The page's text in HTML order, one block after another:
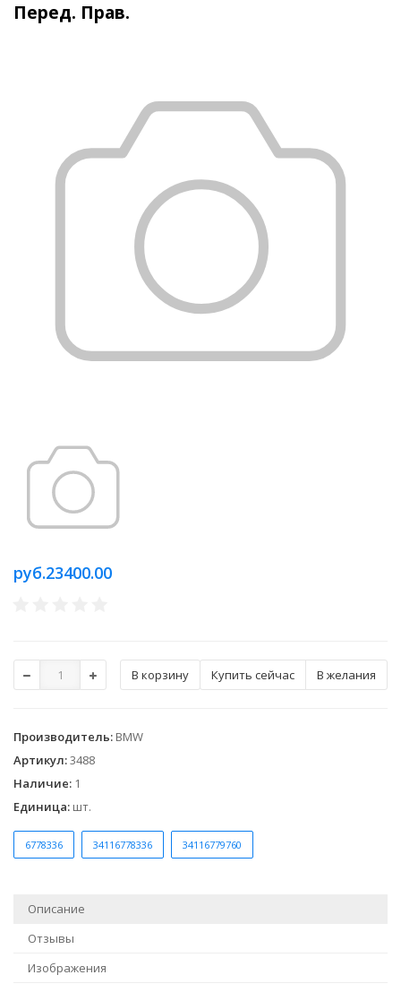
Перед. Прав.
руб.23400.00
Купить сейчас В желания
Производитель: BMW
Артикул:3488
Наличие: 1
Единица: шт.
6778336 34116778336 34116779760
Описание
Отзывы
Изображения